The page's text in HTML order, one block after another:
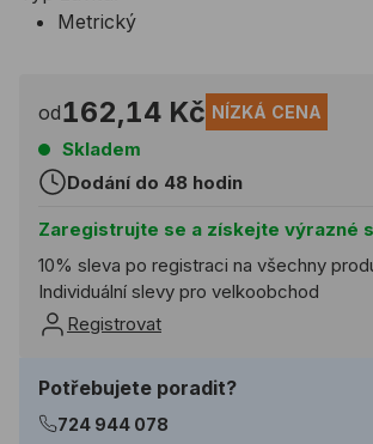
Metrický
od162,14 Kč NÍZKÁ CENA
Skladem
Dodání do 48 hodin
Zaregistrujte se a získejte výrazné
10% sleva po registraci na všechny
Individuální slevy pro velkoobchod
Registrovat
Potřebujete poradit?
724 944 078